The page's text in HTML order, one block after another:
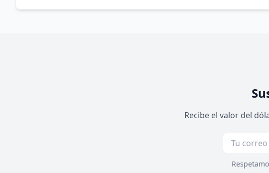
Recibe el valor del